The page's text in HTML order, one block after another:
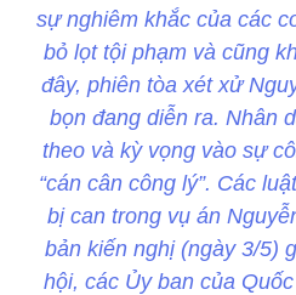
sự nghiêm khắc của các
bỏ lọt tội phạm và cũng
đây, phiên tòa xét xử
bọn đang diễn ra. Nhân
theo và kỳ vọng vào sự
“cán cân công lý”. Các
bị can trong vụ án
bản kiến nghị (ngày 3/5)
hội, các Ủy ban của